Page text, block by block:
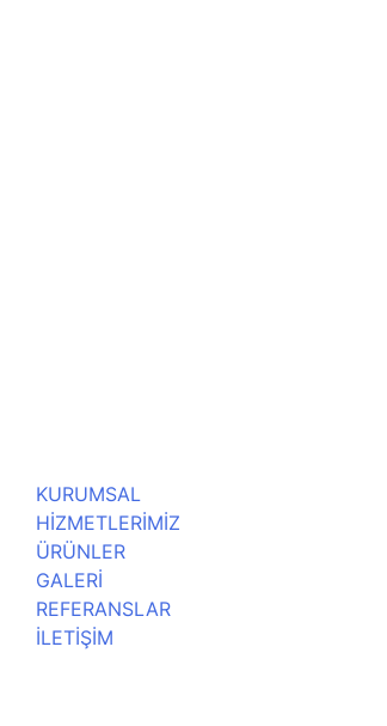
KURUMSAL
HİZMETLERİMİZ
ÜRÜNLER
GALERİ
REFERANSLAR
İLETİŞİM